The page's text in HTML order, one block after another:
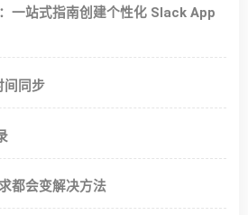
一站式指南创建个性化 Slack App
间同步
都会变解决方法